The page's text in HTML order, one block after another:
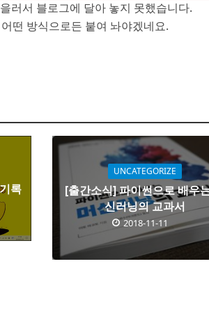
러서 블로그에 달아 놓지 못했습니다.
떤 방식으로든 붙여 놔야겠네요.
록
UNCATEGORIZE
[출간소식] 파이썬으로 배우
신러닝의 교과서
2018-11-11